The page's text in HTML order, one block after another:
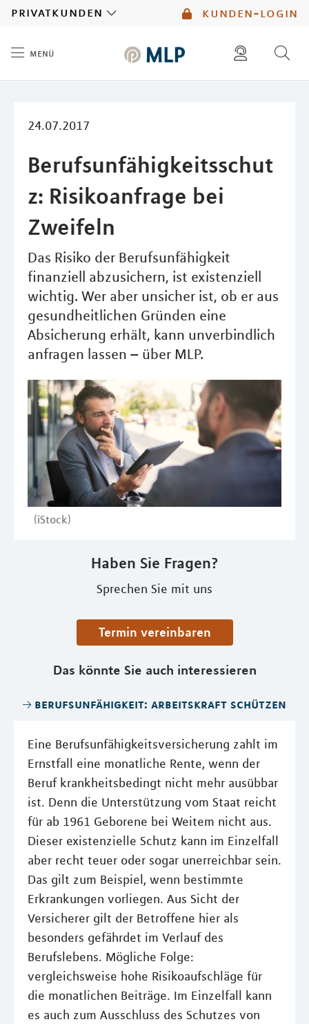
kunden-login
privatkunden
menü
24.07.2017
Berufsunfähigkeitsschut
z: Risikoanfrage bei
Zweifeln
Das Risiko der Berufsunfähigkeit
finanziell abzusichern, ist existenziell
wichtig. Wer aber unsicher ist, ob er aus
gesundheitlichen Gründen eine
Absicherung erhält, kann unverbindlich
anfragen lassen – über MLP.
(iStock)
Haben Sie Fragen?
Sprechen Sie mit uns
Termin vereinbaren
Das könnte Sie auch interessieren
berufsunfähigkeit: arbeitskraft schützen
Eine Berufsunfähigkeitsversicherung zahlt im
Ernstfall eine monatliche Rente, wenn der
Beruf krankheitsbedingt nicht mehr ausübbar
ist. Denn die Unterstützung vom Staat reicht
für ab 1961 Geborene bei Weitem nicht aus.
Dieser existenzielle Schutz kann im Einzelfall
aber recht teuer oder sogar unerreichbar sein.
Das gilt zum Beispiel, wenn bestimmte
Erkrankungen vorliegen. Aus Sicht der
Versicherer gilt der Betroffene hier als
besonders gefährdet im Verlauf des
Berufslebens. Mögliche Folge:
vergleichsweise hohe Risikoaufschläge für
die monatlichen Beiträge. Im Einzelfall kann
es auch zum Ausschluss des Schutzes von